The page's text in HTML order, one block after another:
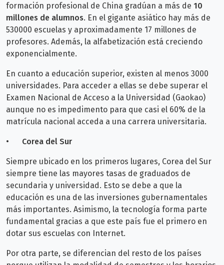
formación profesional de China gradúan a más de 10
millones de alumnos. En el gigante asiático hay más de
530000 escuelas y aproximadamente 17 millones de
profesores. Además, la alfabetización está creciendo
exponencialmente.
En cuanto a educación superior, existen al menos 3000
universidades. Para acceder a ellas se debe superar el
Examen Nacional de Acceso a la Universidad (Gaokao)
aunque no es impedimento para que casi el 60% de la
matrícula nacional acceda a una carrera universitaria.
• Corea del Sur
Siempre ubicado en los primeros lugares, Corea del Sur
siempre tiene las mayores tasas de graduados de
secundaria y universidad. Esto se debe a que la
educación es una de las inversiones gubernamentales
más importantes. Asimismo, la tecnología forma parte
fundamental gracias a que este país fue el primero en
dotar sus escuelas con Internet.
Por otra parte, se diferencian del resto de los países